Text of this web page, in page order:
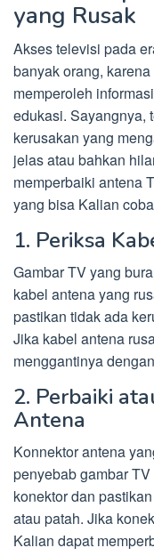
yang Rusak
Akses televisi pada
banyak orang,
memperoleh
edukasi. Sayangnya,
kerusakan yang
jelas atau bahkan
memperbaiki antena
yang bisa Kalian
1. Periksa
Gambar TV yang
kabel antena yang
pastikan tidak ada
Jika kabel antena
menggantinya
2. Perbaiki
Antena
Konnektor antena
penyebab gambar
konektor dan
atau patah. Jika
Kalian dapat